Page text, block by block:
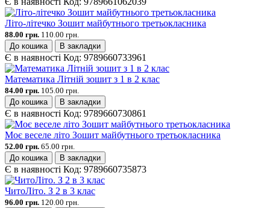
Літо-літечко Зошит майбутнього третьокласника
88.00 грн. 110.00 грн.
До кошика
В закладки
Є в наявності Код: 9789660733961
Математика Літній зошит з 1 в 2 клас
84.00 грн. 105.00 грн.
До кошика
В закладки
Є в наявності Код: 9789660730861
Моє веселе літо Зошит майбутнього третьокласника
52.00 грн. 65.00 грн.
До кошика
В закладки
Є в наявності Код: 9789660735873
ЧитоЛіто. З 2 в 3 клас
96.00 грн. 120.00 грн.